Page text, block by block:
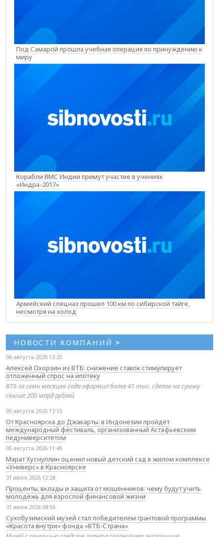
Под Самарой прошла учебная операция по принуждению к
миру
Корабли ВМС Индии примут участие в учениях
«Индра-2017»
Армейский спецназ прошел 100 км по сибирской тайге,
несмотря на холод
НОВОСТИ КОМПАНИЙ >
06 августа 2026 13:25
Алексей Охорзин из ВТБ: снижение ставок стимулирует
отложенный спрос на ипотеку
ВТБ за семь месяцев года оформил более 41 тыс. сделок на сумму
свыше 200 млрд рублей
05 августа 2026 13:15
От Красноярска до Джакарты: в Индонезии пройдёт
международный фестиваль, организованный Астафьевским
педуниверситетом
05 августа 2026 11:45
Марат Хуснуллин оценил новый детский сад в жилом комплексе
«Универс» в Красноярске
31 июля 2026 12:28
Проценты, вклады и защита от мошенников: чему будут учить
молодёжь для взрослой финансовой жизни
31 июля 2026 08:56
Сухобузимский музей стал победителем грантовой программы
«Красота внутри» фонда «ВТБ-Страна»